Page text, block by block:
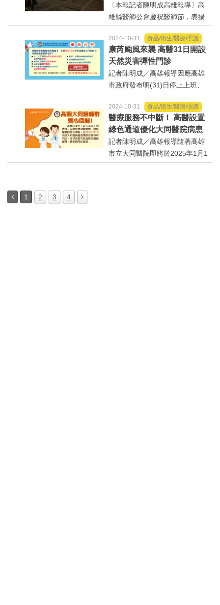
病（COPD）和氣喘，儘管其...
場充斥下屈市長爭取支持聲
〔本報記者陳明成高雄報導〕高
雄縣醫師公會慶祝醫師節，表揚
行醫一甲子的邱永仁，市長陳其
邁到場感謝醫師們對防疫工作的
付出讓市民受到保護，頒獎給醫
療貢獻獎得主鳳山醫院李建德院
長、大東醫院蔡森郎院長，有...
2024-10-31 食品/衛生/醫療/照護
康芮颱風來襲 高醫31日開設
天然災害彈性門診
記者陳明成／高雄報導因應高雄
市政府發布明(31)日停止上班、
上課，為維護病患的就醫權益，
以及員工上下班的安全，高雄醫
學大學附設中和紀念醫院31日開
設天然災害彈性門診，夜間門診
停診，健康管理中心及復健...
2024-10-31 食品/衛生/醫療/照護
醫療服務不中斷！ 高醫設置
綠色通道優化大同醫院病患
轉診流程
記者陳明成／高雄報導隨著高雄
市立大同醫院即將於2025年1月1
日交棒予長庚醫療體系，財團法
1 2 3 4